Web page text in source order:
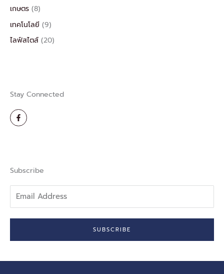
เกษตร (8)
เทคโนโลยี (9)
ไลฟ์สไตส์ (20)
Stay Connected
F
a
c
-
f
Subscribe
Address
SUBSCRIBE